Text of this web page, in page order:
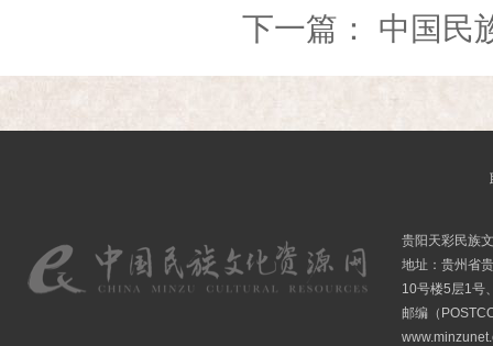
下一篇： 中国民
贵阳天彩民族
地址：贵州省
10号楼5层1号
邮编（